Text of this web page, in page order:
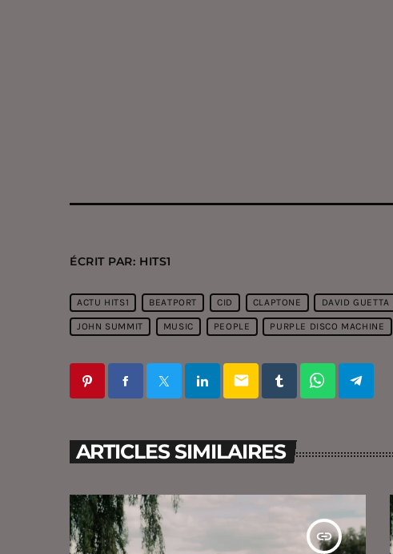
ÉCRIT PAR: HITS1
ACTU HITS1 BEATPORT CID CLAPTONE DAVID GUETTA
JOHN SUMMIT MUSIC PEOPLE PURPLE DISCO MACHINE
email
ARTICLES SIMILAIRES
insert_link